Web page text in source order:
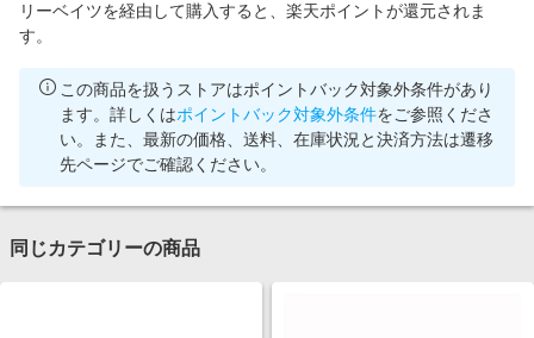
リーベイツを経由して購入すると、楽天ポイントが還元されま
す。
この商品を扱うストアはポイントバック対象外条件があり
ます。詳しくはポイントバック対象外条件をご参照くださ
い。また、最新の価格、送料、在庫状況と決済方法は遷移
先ページでご確認ください。
同じカテゴリーの商品